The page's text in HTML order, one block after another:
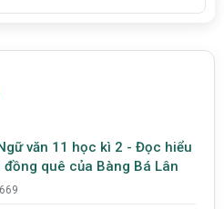
văn 11 học kì 2 - Đọc hiểu
đồng quê của Bàng Bá Lân